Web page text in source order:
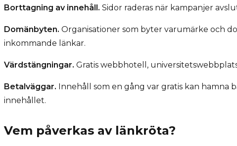
Borttagning av innehåll. Sidor raderas när kampanjer
Domänbyten. Organisationer som byter varumärke och
inkommande länkar.
Värdstängningar. Gratis webbhotell,
Betalväggar. Innehåll som en gång var gratis kan
innehållet.
Vem påverkas av länkröta?